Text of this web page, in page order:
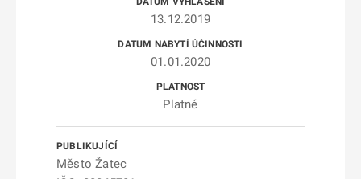
13.12.2019
01.01.2020
Platné
Město Žatec